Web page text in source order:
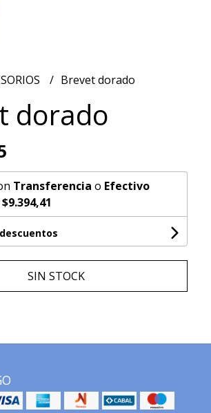
Brevet dorado
dorado
Transferencia o Efectivo
$9.394,41
SIN STOCK